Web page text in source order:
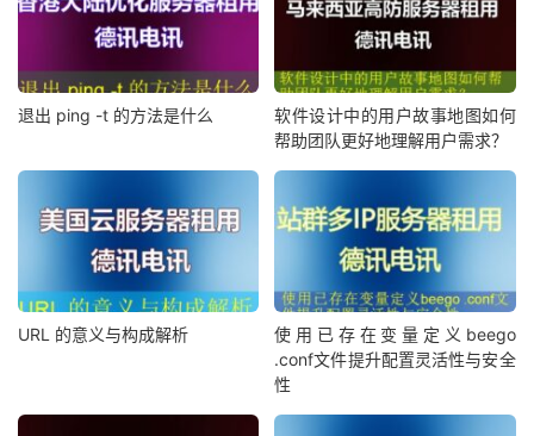
退出 ping -t 的方法是什么
软件设计中的用户故事地图如何
帮助团队更好地理解用户需求？
URL 的意义与构成解析
使用已存在变量定义beego
.conf文件提升配置灵活性与安全
性